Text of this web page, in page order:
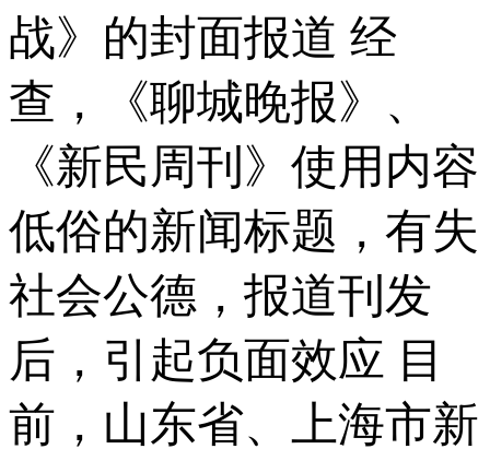
战》的封面报道 经
查，《聊城晚报》、
《新民周刊》使用内容
低俗的新闻标题，有失
社会公德，报道刊发
后，引起负面效应 目
前，山东省、上海市新